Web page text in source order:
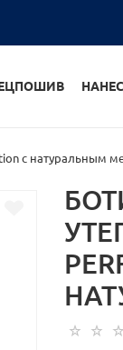
с натуральным